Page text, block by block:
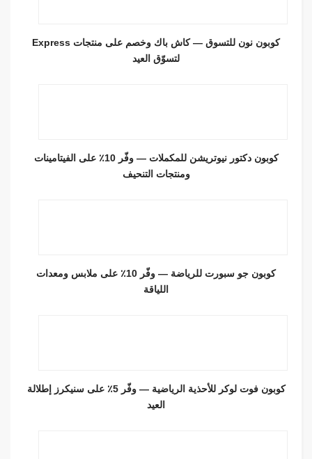
كوبون نون للتسوق — كاش باك وخصم على منتجات Express
لتسوّق العيد
كوبون دكتور نيوتريشن للمكملات — وفّر 10٪ على الفيتامينات
ومنتجات التنحيف
كوبون جو سبورت للرياضة — وفّر 10٪ على ملابس ومعدات
اللياقة
كوبون فوت لوكر للأحذية الرياضية — وفّر 5٪ على سنيكرز إطلالة
العيد